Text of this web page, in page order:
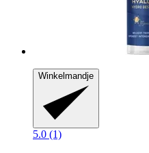
Winkelmandje
5.0 (1)